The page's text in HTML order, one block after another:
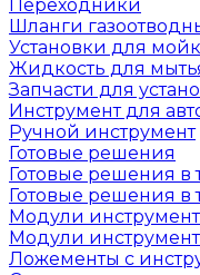
Переходники
Шланги
Установки для
Жидкость для
Запчасти для
Инструмент для
Ручной инструмент
Готовые решения
Готовые решения в
Готовые решения в
Модули
Модули
Ложементы с